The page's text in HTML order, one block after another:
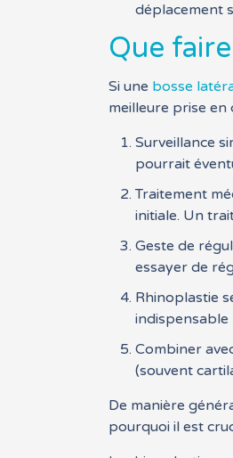
déplacement
Que
Si une bosse
meilleure prise en
Surveillance
pourrait
Traitement
initiale. Un
Geste de
essayer de
Rhinoplastie
indispensable
Combiner
(souvent
De manière
pourquoi il est